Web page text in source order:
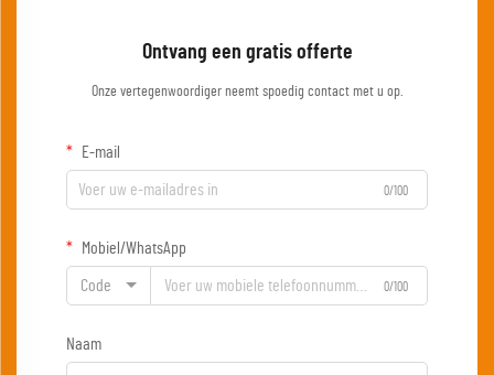
Ontvang een gratis offerte
Onze vertegenwoordiger neemt spoedig contact met u op.
E-mail
0/100
Mobiel/WhatsApp
Code 0/100
Naam